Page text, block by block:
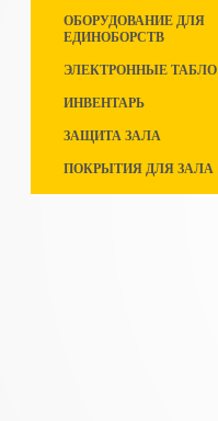
ОБОРУДОВАНИЕ ДЛЯ
ЕДИНОБОРСТВ
ЭЛЕКТРОННЫЕ ТАБЛО
ИНВЕНТАРЬ
ЗАЩИТА ЗАЛА
ПОКРЫТИЯ ДЛЯ ЗАЛА